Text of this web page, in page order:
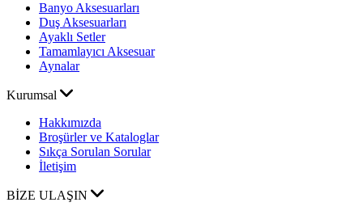
Banyo Aksesuarları
Duş Aksesuarları
Ayaklı Setler
Tamamlayıcı Aksesuar
Aynalar
Kurumsal
Hakkımızda
Broşürler ve Kataloglar
Sıkça Sorulan Sorular
İletişim
BİZE ULAŞIN